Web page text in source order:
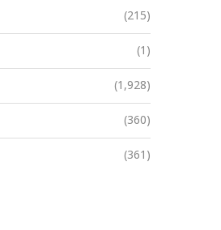
(215)
(1)
(1,928)
(360)
(361)